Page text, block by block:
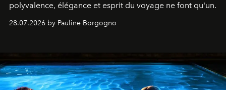
polyvalence, élégance et esprit du voyage ne font qu'un.
28.07.2026 by Pauline Borgogno